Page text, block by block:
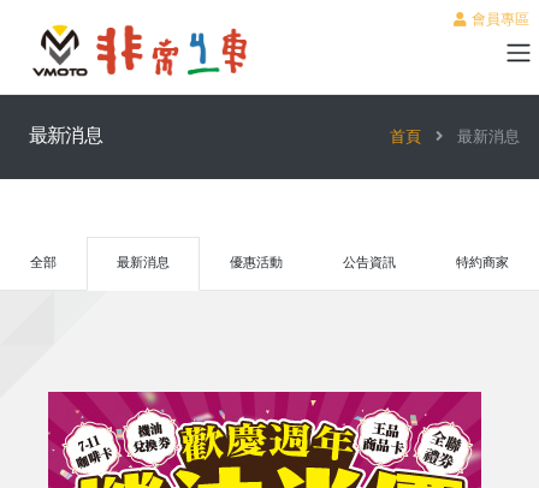
會員專區
最新消息 首頁 最新消息
全部 最新消息 優惠活動 公告資訊 特約商家